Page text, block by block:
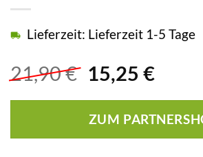
21,90€
Preis
war:
21,90 €
15,25 €
ist:
15,25
Lieferzeit: Lieferzeit 1-5 Tage
ZUM